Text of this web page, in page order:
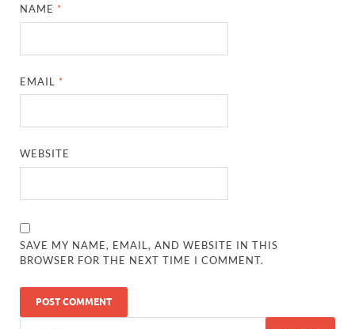
NAME *
EMAIL *
WEBSITE
SAVE MY NAME, EMAIL, AND WEBSITE IN THIS
BROWSER FOR THE NEXT TIME I COMMENT.